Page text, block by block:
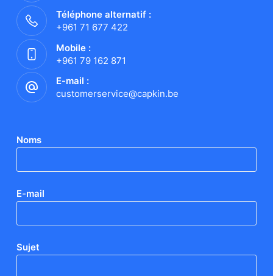
Téléphone alternatif :
+961 71 677 422
Mobile :
+961 79 162 871
E-mail :
customerservice@capkin.be
Noms
E-mail
Sujet